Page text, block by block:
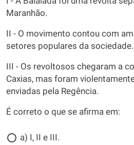
Maranhão.
II - O movimento contou com
setores populares da sociedade.
III - Os revoltosos chegaram a
Caxias, mas foram
enviadas pela Regência.
É correto o que se afirma em:
a) I, II e III.